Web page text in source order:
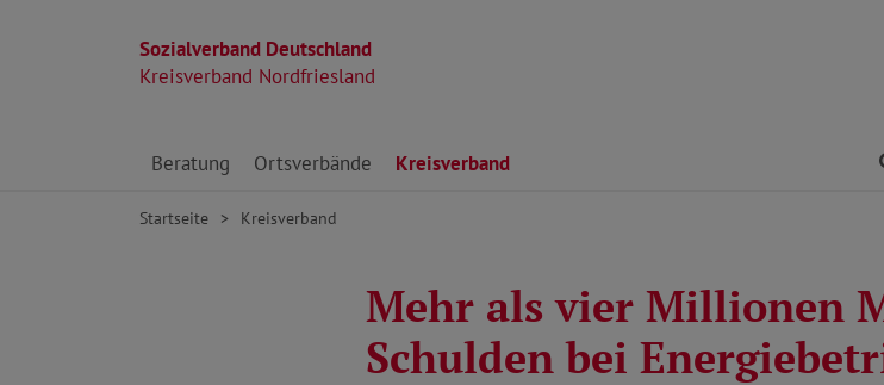
Sozialverband Deutschland
Kreisverband Nordfriesland
Direkt zu den Inhalten springen
Beratung Ortsverbände Kreisverband
Startseite Kreisverband
Mehr als vier Millionen
Schulden bei